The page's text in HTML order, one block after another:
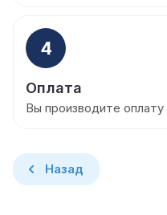
4
Оплата
Вы производите
Назад